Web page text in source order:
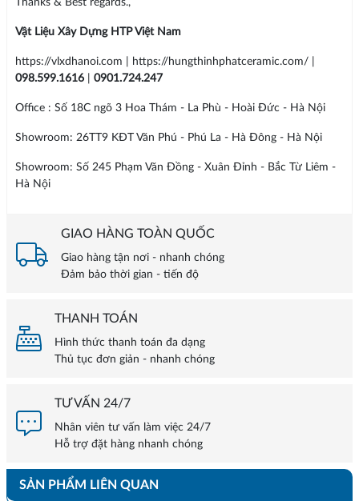
Thanks & Best regards.,
Vật Liệu Xây Dựng HTP Việt Nam
https://vlxdhanoi.com | https://hungthinhphatceramic.com/ |
098.599.1616| 0901.724.247
Office : Số 18C ngõ 3 Hoa Thám - La Phù - Hoài Đức - Hà Nội
Showroom: 26TT9 KĐT Văn Phú - Phú La - Hà Đông - Hà Nội
Showroom: Số 245 Phạm Văn Đồng - Xuân Đỉnh - Bắc Từ Liêm -
Hà Nội
GIAO HÀNG TOÀN QUỐC
Giao hàng tận nơi - nhanh chóng
Đảm bảo thời gian - tiến độ
THANH TOÁN
Hình thức thanh toán đa dạng
Thủ tục đơn giản - nhanh chóng
TƯ VẤN 24/7
Nhân viên tư vấn làm việc 24/7
Hỗ trợ đặt hàng nhanh chóng
SẢN PHẨM LIÊN QUAN